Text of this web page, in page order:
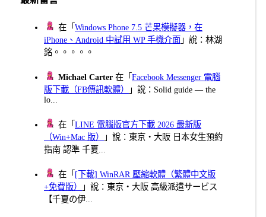
在「Windows Phone 7.5 芒果模擬器，在
iPhone、Android 中試用 WP 手機介面 」說：林湖
銘。。。。。
Michael Carter 在「Facebook Messenger 電腦
版下載（FB傳訊軟體）
」說：Solid guide — the
lo...
在「LINE 電腦版官方下載 2026 最新版
（Win+Mac 版）
」說：東京・大阪 日本女生預約
指南 認準 千夏...
在「 [下載] WinRAR 壓縮軟體（繁體中文版
+免費版）
」說：東京・大阪 高級派遣サービス
【千夏の伊...